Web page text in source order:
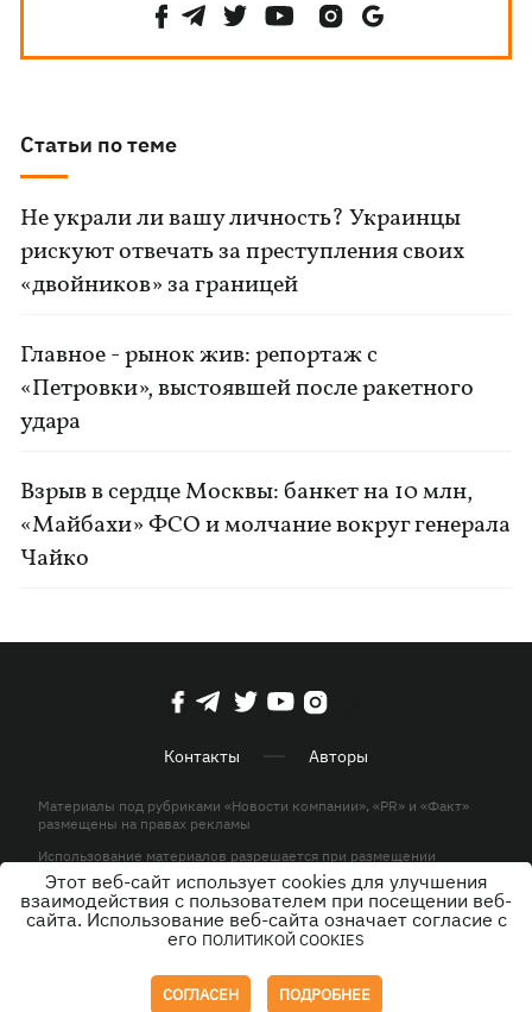
Статьи по теме
Не украли ли вашу личность? Украинцы
рискуют отвечать за преступления своих
«двойников» за границей
Главное - рынок жив: репортаж с
«Петровки», выстоявшей после ракетного
удара
Взрыв в сердце Москвы: банкет на 10 млн,
«Майбахи» ФСО и молчание вокруг генерала
Чайко
Контакты Авторы
Материалы под рубриками «Новости компании», «PR» и «Факт»
размещены на правах рекламы
Использование материалов разрешается при размещении
активной гиперссылки на KP.UA в первом абзаце.
© ООО «ЮЛАВ МЕДИА»,2026. Все права защищены.
Этот веб-сайт использует cookies для улучшения
взаимодействия с пользователем при посещении веб-
сайта. Использование веб-сайта означает согласие с
его ПОЛИТИКОЙ COOKIES
СОГЛАСЕН ПОДРОБНЕЕ